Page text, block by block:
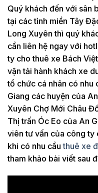
Quý khách đến với sân
tại các tỉnh miền Tây
Long Xuyên thì quý
cần liên hệ ngay với
ty cho thuê xe Bách
vận tải hành khách xe
tổ chức cá nhân có nhu
Giang các huyện của
Xuyên Chợ Mới Châu
Thị trấn Óc Eo của An
viên tư vấn của công ty
khi có nhu cầuthuê xe
tham khảo bài viết sau